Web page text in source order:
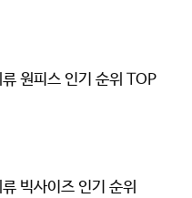
원피스 인기 순위 TOP
빅사이즈 인기 순위